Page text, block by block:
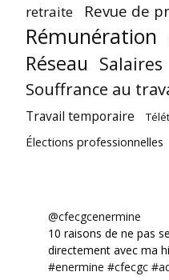
retraite Revue de
Rémunération
Réseau Salaires
Souffrance au
Travail temporaire
Élections professionnelles
@cfecgcenermine
10 raisons de ne pas
directement avec ma
#enermine #cfecgc